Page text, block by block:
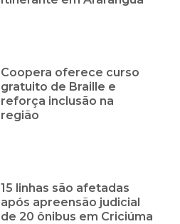
Coopera oferece curso
gratuito de Braille e
reforça inclusão na
região
15 linhas são afetadas
após apreensão judicial
de 20 ônibus em Criciúma